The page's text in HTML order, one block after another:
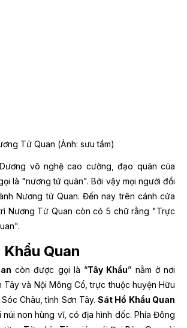
Tử Quan (Ảnh: sưu tầm)
võ nghệ cao cường, đạo quân của
là "nương tử quân". Bởi vậy mọi người đổi
Nương tử Quan. Đến nay trên cánh cửa
Nương Tử Quan còn có 5 chữ rằng "Trực
Quan
còn được gọi là “Tây Khẩu” nằm ở nơi
Tây và Nội Mông Cổ, trực thuộc huyện Hữu
Châu, tỉnh Sơn Tây.Sát Hổ Khẩu Quan
non hùng vĩ, có địa hình dốc. Phía Đông